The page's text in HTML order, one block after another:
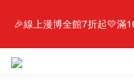
最新開賣🔥「
🎉線上漫博全館7折起💛滿
【抽籤堂】 影之強者、你